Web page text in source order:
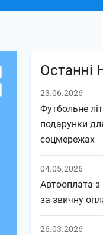
Останні
23.06.2026
Футбольне
подарунки
соцмережах
04.05.2026
Автооплата
за звичну
26.03.2026